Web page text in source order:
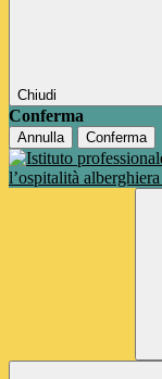
Chiudi
Conferma
Annulla Conferma